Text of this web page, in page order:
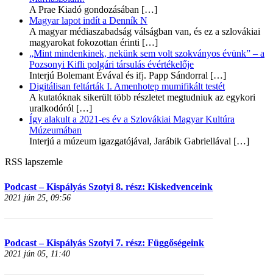
A Prae Kiadó gondozásában […]
Magyar lapot indít a Denník N
A magyar médiaszabadság válságban van, és ez a szlovákiai
magyarokat fokozottan érinti […]
„Mint mindenkinek, nekünk sem volt szokványos évünk” – a
Pozsonyi Kifli polgári társulás évértékelője
Interjú Bolemant Évával és ifj. Papp Sándorral […]
Digitálisan feltárták I. Amenhotep mumifikált testét
A kutatóknak sikerült több részletet megtudniuk az egykori
uralkodóról […]
Így alakult a 2021-es év a Szlovákiai Magyar Kultúra
Múzeumában
Interjú a múzeum igazgatójával, Jarábik Gabriellával […]
RSS lapszemle
Podcast – Kispályás Szotyi 8. rész: Kiskedvenceink
2021 jún 25, 09:56
Podcast – Kispályás Szotyi 7. rész: Függőségeink
2021 jún 05, 11:40